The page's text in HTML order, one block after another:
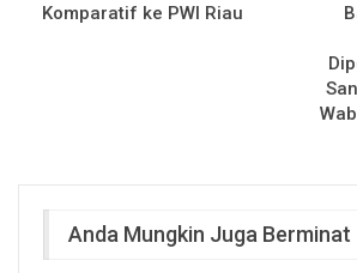
Komparatif ke PWI Riau
Anda Mungkin Juga Berminat